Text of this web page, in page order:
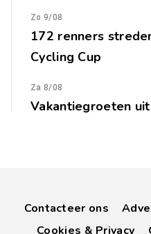
Zo 9/08
172 renners
Cycling Cup
Za 8/08
Vakantiegroeten
Contacteer ons
Cookies & Privacy